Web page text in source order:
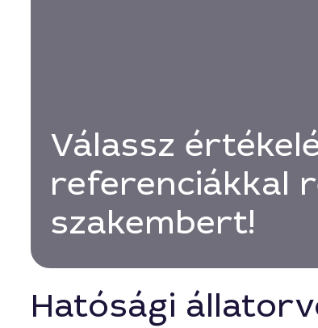
Válassz
referenciákkal
szakembert!
Hatósági